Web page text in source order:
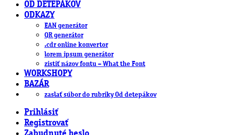
OD DETEPÁKOV
ODKAZY
EAN generátor
QR generátor
.cdr online konvertor
lorem ipsum generátor
zistiť názov fontu – What the Font
WORKSHOPY
BAZÁR
zaslať súbor do rubriky Od detepákov
Prihlásiť
Registrovať